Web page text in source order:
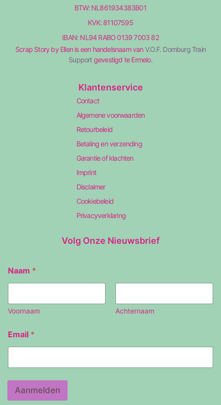
BTW: NL861934383B01
KVK: 81107595
IBAN: NL94 RABO 0139 7003 82
Scrap Story by Ellen is een handelsnaam van V.O.F. Domburg Train
Supportgevestigd te Ermelo.
Klantenservice
Contact
Algemene voorwaarden
Retourbeleid
Betaling en verzending
Garantie of klachten
Imprint
Disclaimer
Cookiebeleid
Privacyverklaring
Volg Onze Nieuwsbrief
Naam *
Voornaam Achternaam
m
a
l
a
m
Email *
Aanmelden